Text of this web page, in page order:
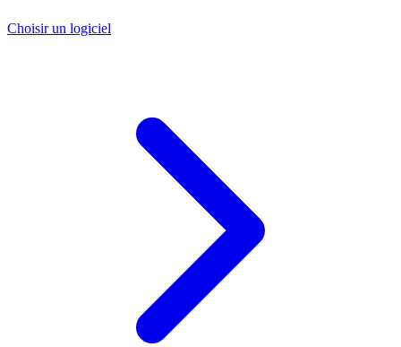
Choisir un logiciel